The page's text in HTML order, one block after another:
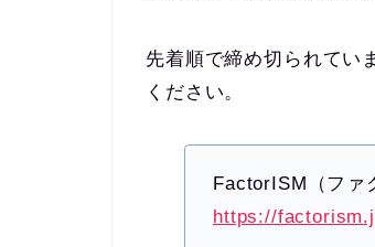
先着順で締め切られてい
ください。
FactorISM（フ
https://